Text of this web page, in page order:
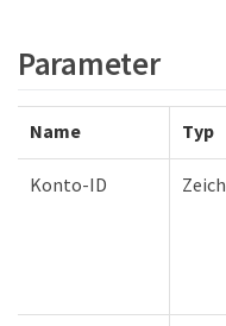
Parameter
Name Typ
Konto-ID